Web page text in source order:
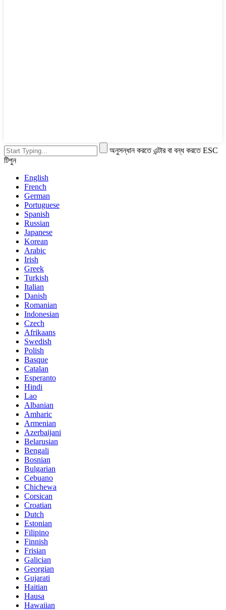
অনুসন্ধান করতে এন্টার বা বন্ধ করতে ESC
টিপুন
English
French
German
Portuguese
Spanish
Russian
Japanese
Korean
Arabic
Irish
Greek
Turkish
Italian
Danish
Romanian
Indonesian
Czech
Afrikaans
Swedish
Polish
Basque
Catalan
Esperanto
Hindi
Lao
Albanian
Amharic
Armenian
Azerbaijani
Belarusian
Bengali
Bosnian
Bulgarian
Cebuano
Chichewa
Corsican
Croatian
Dutch
Estonian
Filipino
Finnish
Frisian
Galician
Georgian
Gujarati
Haitian
Hausa
Hawaiian